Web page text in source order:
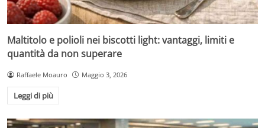
Maltitolo e polioli nei biscotti light: vantaggi, limiti e
quantità da non superare
Raffaele Moauro Maggio 3, 2026
Leggi di più